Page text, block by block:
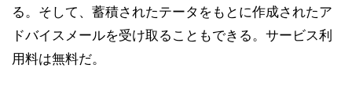
る。そして、蓄積されたテータをもとに作成されたア
ドバイスメールを受け取ることもできる。サービス利
用料は無料だ。